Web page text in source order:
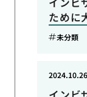
ために
未分類
2024.10.26